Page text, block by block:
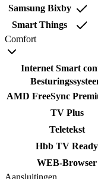
Samsung Bixby
Smart Things
Comfort
Internet Smart
AMD FreeSync
TV Plus
Teletekst
Hbb TV Ready
WEB-Browser
Aansluitingen